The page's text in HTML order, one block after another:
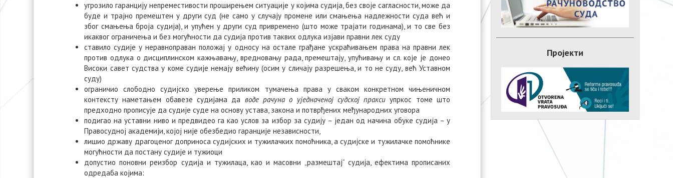
угрозило гаранцију непреместивости проширењем ситуације у којима судија, без своје сагласности, може да
буде и трајно премештен у други суд (не само у случају промене или смањења надлежности суда већ и
због смањења броја судија), и упућен у други суд привремено (што може трајати годинама), и то све без
икаквог ограничења и без могућности да судија против таквих одлука изјави правни лек суду
ставило судије у неравноправан положај у односу на остале грађане ускраћивањем права на правни лек
против одлука о дисциплинском кажњавању, вредновању рада, премештају, упућивању и сл. које је донео
Високи савет судства у коме судије немају већину (осим у сличају разрешења, и то не суду, већ Уставном
суду)
ограничио слободно судијско уверење приликом тумачења права у сваком конкретном чињеничном
контексту наметањем обавезе судијама да воде рачуна о уједначеној судској пракси упркос томе што
предходно прописује да судије суде на основу устава, закона и потврђених међународних уговора
подигао на уставни ниво и предвидео га као услов за избор за судију – један од начина обуке судија – у
Правосудној академији, којој није обезбедио гаранције независности,
лишио државу драгоценог доприноса судијских и тужилачких помоћника, а судијске и тужилачке помоћнике
могућности да постану судије и тужиоци
допустио поновни реизбор судија и тужилаца, као и масовни „размештај“ судија, ефектима прописаних
одредаба којима:
Пројекти